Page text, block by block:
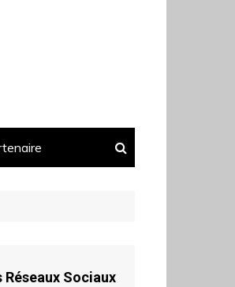
Réseaux Sociaux